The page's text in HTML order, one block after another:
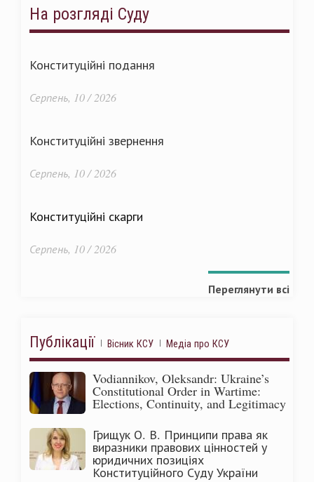
На розгляді Суду
Конституційні подання
Серпень, 10 / 2026
Конституційні звернення
Серпень, 10 / 2026
Конституційні скарги
Серпень, 10 / 2026
Переглянути всі
Публікації Вісник КСУ Медіа про КСУ
Vodiannikov, Oleksandr: Ukraine’s
Constitutional Order in Wartime:
Elections, Continuity, and Legitimacy
Грищук О. В. Принципи права як
виразники правових цінностей у
юридичних позиціях
Конституційного Суду України